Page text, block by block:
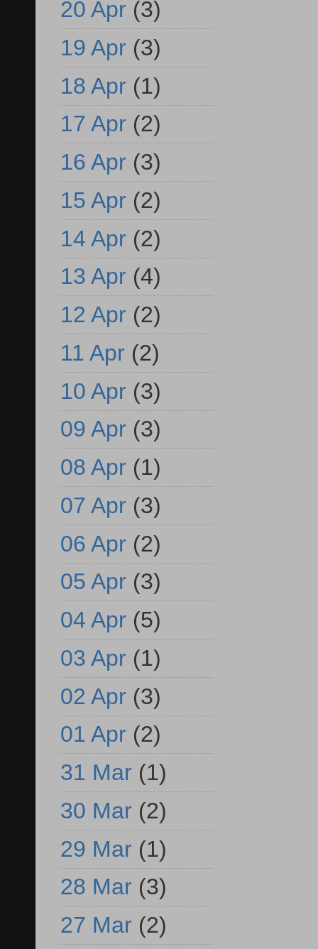
20 Apr (3)
19 Apr (3)
18 Apr (1)
17 Apr (2)
16 Apr (3)
15 Apr (2)
14 Apr (2)
13 Apr (4)
12 Apr (2)
11 Apr (2)
10 Apr (3)
09 Apr (3)
08 Apr (1)
07 Apr (3)
06 Apr (2)
05 Apr (3)
04 Apr (5)
03 Apr (1)
02 Apr (3)
01 Apr (2)
31 Mar (1)
30 Mar (2)
29 Mar (1)
28 Mar (3)
27 Mar (2)